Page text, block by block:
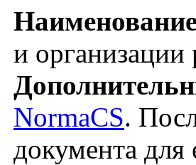
и организации
NormaCS.
документа для